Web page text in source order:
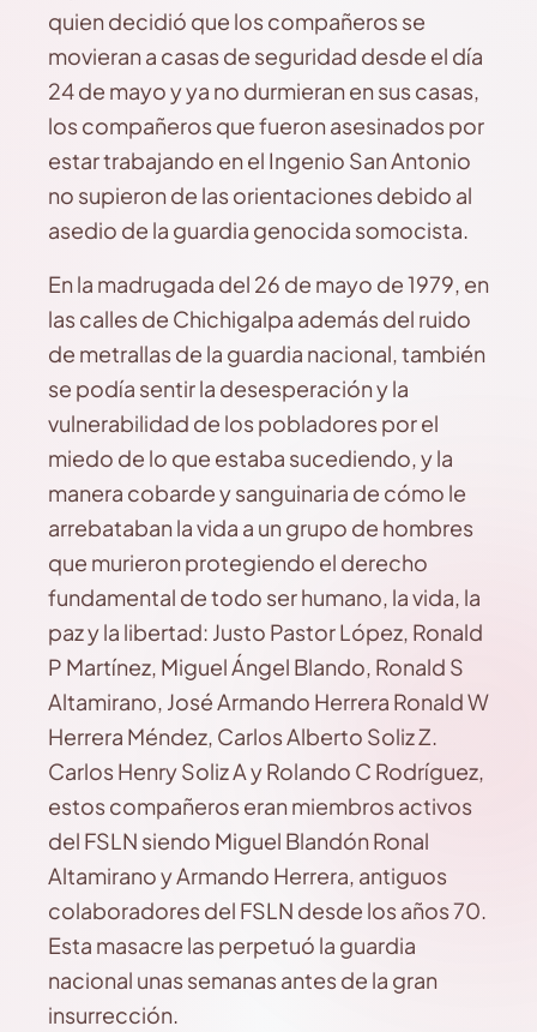
quien decidió que los compañeros se
movieran a casas de seguridad desde el día
24 de mayo y ya no durmieran en sus casas,
los compañeros que fueron asesinados por
estar trabajando en el Ingenio San Antonio
no supieron de las orientaciones debido al
asedio de la guardia genocida somocista.
En la madrugada del 26 de mayo de 1979, en
las calles de Chichigalpa además del ruido
de metrallas de la guardia nacional, también
se podía sentir la desesperación y la
vulnerabilidad de los pobladores por el
miedo de lo que estaba sucediendo, y la
manera cobarde y sanguinaria de cómo le
arrebataban la vida a un grupo de hombres
que murieron protegiendo el derecho
fundamental de todo ser humano, la vida, la
paz y la libertad: Justo Pastor López, Ronald
P Martínez, Miguel Ángel Blando, Ronald S
Altamirano, José Armando Herrera Ronald W
Herrera Méndez, Carlos Alberto Soliz Z.
Carlos Henry Soliz A y Rolando C Rodríguez,
estos compañeros eran miembros activos
del FSLN siendo Miguel Blandón Ronal
Altamirano y Armando Herrera, antiguos
colaboradores del FSLN desde los años 70.
Esta masacre las perpetuó la guardia
nacional unas semanas antes de la gran
insurrección.